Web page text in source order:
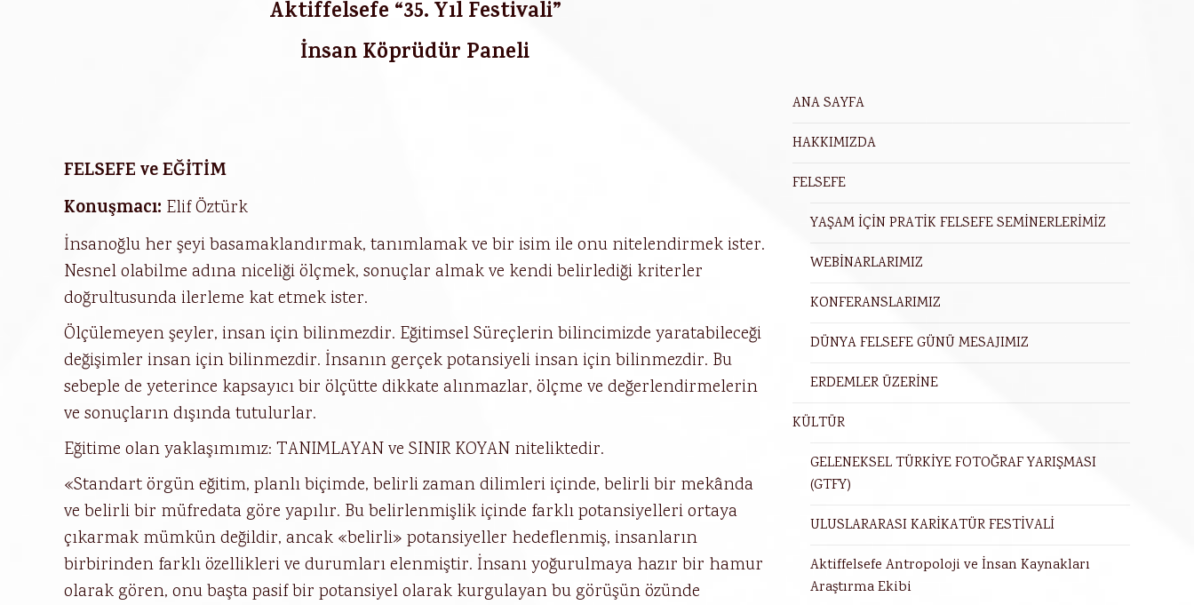
Aktiffelsefe “35. Yıl Festivali”
İnsan Köprüdür Paneli
FELSEFE ve EĞİTİM
Konuşmacı: Elif Öztürk
İnsanoğlu her şeyi basamaklandırmak, tanımlamak ve bir isim ile onu nitelendirmek ister.
Nesnel olabilme adına niceliği ölçmek, sonuçlar almak ve kendi belirlediği kriterler
doğrultusunda ilerleme kat etmek ister.
Ölçülemeyen şeyler, insan için bilinmezdir. Eğitimsel Süreçlerin bilincimizde yaratabileceği
değişimler insan için bilinmezdir. İnsanın gerçek potansiyeli insan için bilinmezdir. Bu
sebeple de yeterince kapsayıcı bir ölçütte dikkate alınmazlar, ölçme ve değerlendirmelerin
ve sonuçların dışında tutulurlar.
Eğitime olan yaklaşımımız: TANIMLAYAN ve SINIR KOYAN niteliktedir.
«Standart örgün eğitim, planlı biçimde, belirli zaman dilimleri içinde, belirli bir mekânda
ve belirli bir müfredata göre yapılır. Bu belirlenmişlik içinde farklı potansiyelleri ortaya
çıkarmak mümkün değildir, ancak «belirli» potansiyeller hedeflenmiş, insanların
birbirinden farklı özellikleri ve durumları elenmiştir. İnsanı yoğurulmaya hazır bir hamur
olarak gören, onu başta pasif bir potansiyel olarak kurgulayan bu görüşün özünde
ANA SAYFA
HAKKIMIZDA
FELSEFE
YAŞAM İÇİN PRATİK FELSEFE SEMİNERLERİMİZ
WEBİNARLARIMIZ
KONFERANSLARIMIZ
DÜNYA FELSEFE GÜNÜ MESAJIMIZ
ERDEMLER ÜZERİNE
KÜLTÜR
GELENEKSEL TÜRKİYE FOTOĞRAF YARIŞMASI
(GTFY)
ULUSLARARASI KARİKATÜR FESTİVALİ
Aktiffelsefe Antropoloji ve İnsan Kaynakları
Araştırma Ekibi